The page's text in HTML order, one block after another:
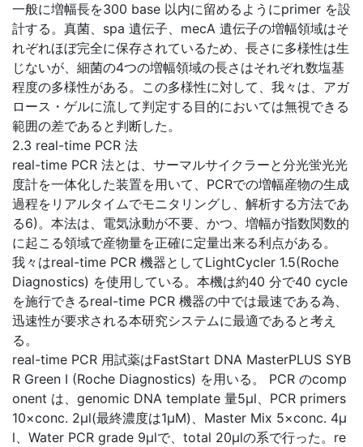
一般に増幅長を300 base 以内に留めるようにprimer を設
計する。真菌、spa 遺伝子、mecA 遺伝子の増幅領域はそ
れぞれほぼ完全に保存されているため、長さに多様性は生
じないが、細菌の4つの増幅領域の長さはそれぞれ数塩基
程度の多様性がある。この多様性に対して、我々は、アガ
ロース・ゲルに流して判定する目的においては無視できる
範囲の差であると判断した。
2.3 real-time PCR 法
real-time PCR 法とは、サーマルサイクラーと分光蛍光光
度計を一体化した装置を用いて、PCRでの増幅産物の生成
過程をリアルタイムでモニタリングし、解析する方法であ
る6)。本法は、電気泳動が不要、かつ、増幅が指数関数的
に起こる領域で産物量を正確に定量出来る利点がある。
我々はreal-time PCR 機器としてLightCycler 1.5(Roche
Diagnostics) を使用している。本機は約40 分で40 cycle
を施行できるreal-time PCR 機器の中では最速である為、
迅速性が要求される本研究システムに最適であると考え
る。
real-time PCR 用試薬はFastStart DNA MasterPLUS SYB
R Green I (Roche Diagnostics) を用いる。 PCR のcomp
onent は、genomic DNA template 量5μl、PCR primers
10×conc. 2μl(最終濃度は1μΜ)、Master Mix 5×conc. 4μ
l、Water PCR grade 9μlで、total 20μlの系で行った。re